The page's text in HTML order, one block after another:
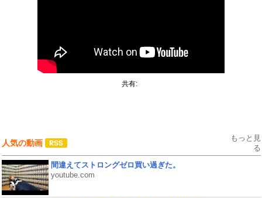
共有:
人気の動画
もっと見
る
間違えてストロングゼロ買い過ぎた。
youtube.com